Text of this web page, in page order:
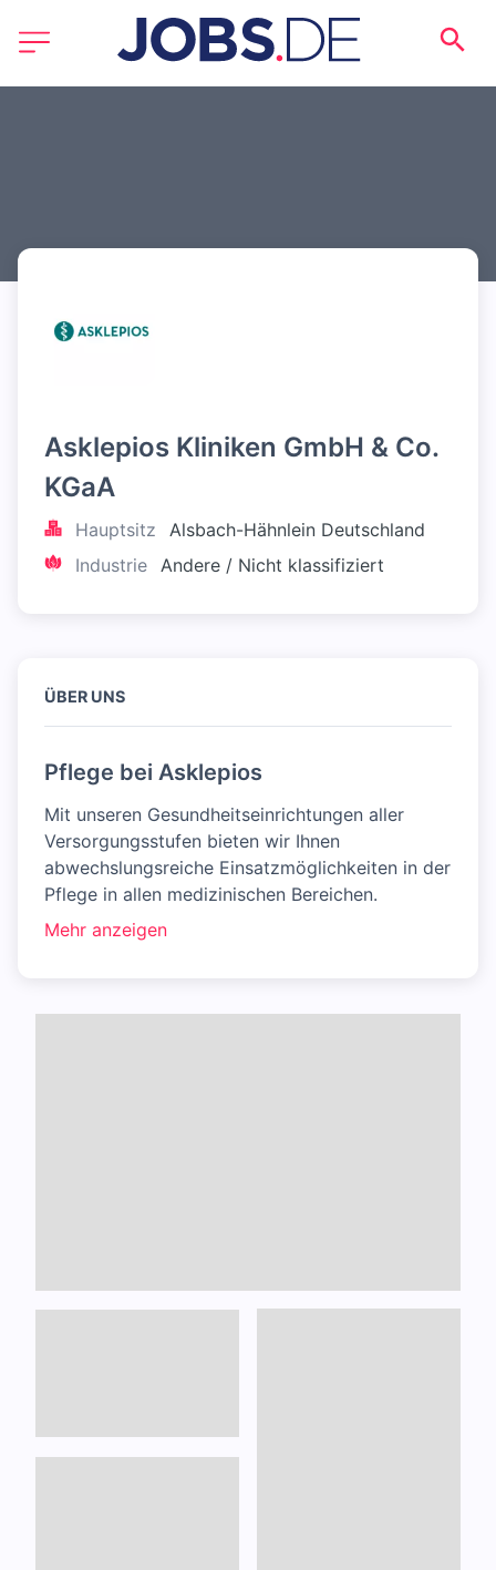
Asklepios Kliniken GmbH & Co.
KGaA
Hauptsitz
Alsbach-Hähnlein Deutschland
Industrie Andere / Nicht klassifiziert
ÜBER UNS
Pflege bei Asklepios
Mit unseren Gesundheitseinrichtungen aller
Versorgungsstufen bieten wir Ihnen
abwechslungsreiche Einsatzmöglichkeiten in der
Pflege in allen medizinischen Bereichen.
Mehr anzeigen